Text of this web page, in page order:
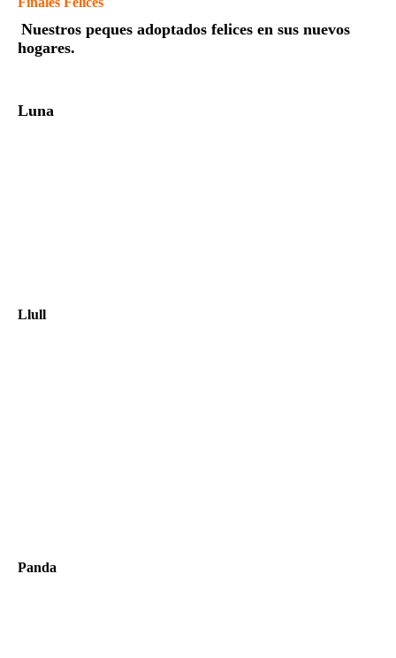
Nuestros peques adoptados felices en sus nuevos
hogares.
Luna
Llull
Panda